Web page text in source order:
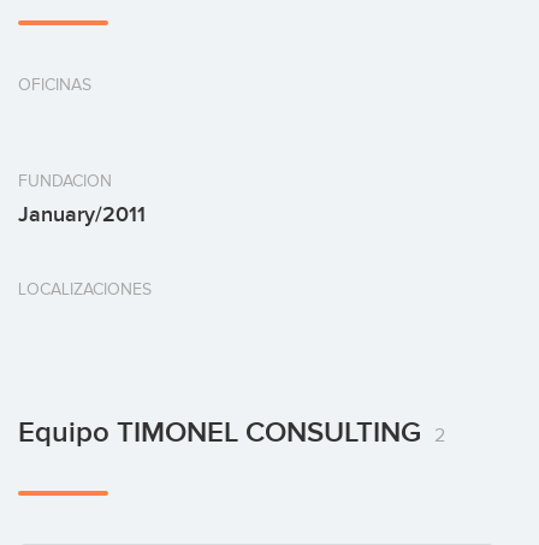
OFICINAS
FUNDACION
January/2011
LOCALIZACIONES
Equipo TIMONEL CONSULTING 2